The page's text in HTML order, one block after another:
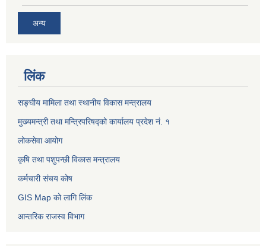
अन्य
लिंक
सङ्घीय मामिला तथा स्थानीय विकास मन्त्रालय
मुख्यमन्त्री तथा मन्त्रिपरिषद्को कार्यालय प्रदेश नं. १
लोकसेवा आयोग ​​​​
कृषि तथा पशुपन्छी विकास मन्त्रालय
कर्मचारी संचय कोष
GIS Map को लागि लिंक
आन्तरिक राजस्व विभाग